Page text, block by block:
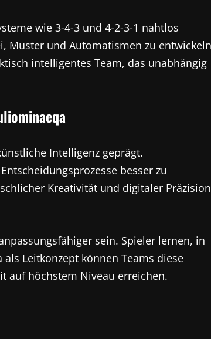
wie 3-4-3 und 4-2-3-1 nahtlos
Muster und Automatismen zu
intelligentes Team, das unabhängig
Intelligenz geprägt.
besser zu
Kreativität und digitaler Präzision
sein. Spieler lernen, in
Leitkonzept können Teams diese
auf höchstem Niveau erreichen.